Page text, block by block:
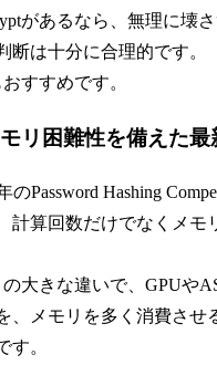
があるなら、無理に壊
断は十分に合理的です。
すすめです。
リ困難性を備えた最
のPassword Hashing
計算回数だけでなくメモ
の大きな違いで、GPUや
、メモリを多く消費させ
す。